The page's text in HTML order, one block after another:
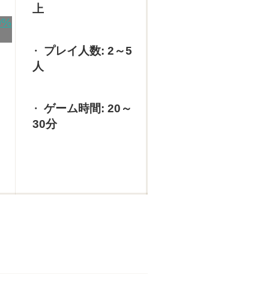
上
プレイ人数: 2～5
人
ゲーム時間: 20～
30分